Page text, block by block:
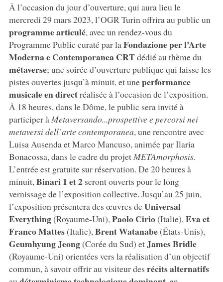
À l’occasion du jour d’ouverture, qui aura lieu le
mercredi 29 mars 2023, l’OGR Turin offrira au public un
programme articulé, avec un rendez-vous du
Programme Public curaté par la Fondazione per l’Arte
Moderna e Contemporanea CRTdédié au thème du
métaverse; une soirée d’ouverture publique qui laisse les
pistes ouvertes jusqu’à minuit, et uneperformance
musicale en directréalisée à l’occasion de l’exposition.
À 18 heures, dans le Dôme, le public sera invité à
participer à Metaversando...prospettive e percorsi nei
metaversi dell’arte contemporanea, une rencontre avec
Luisa Ausenda et Marco Mancuso, animée par Ilaria
Bonacossa, dans le cadre du projetMETAmorphosis.
L’entrée est gratuite sur réservation. De 20 heures à
minuit, Binari 1 et 2seront ouverts pour le long
vernissage de l’exposition collective. Jusqu’au 25 juin,
l’exposition présentera des œuvres deUniversal
Everything(Royaume-Uni), Paolo Cirio(Italie), Eva et
Franco Mattes(Italie),Brent Watanabe(États-Unis),
Geumhyung Jeong(Corée du Sud) etJames Bridle
(Royaume-Uni) orientées vers la réalisation d’un objectif
commun, à savoir offrir au visiteur des récits alternatifs